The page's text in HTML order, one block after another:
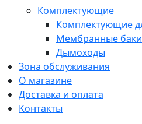
Комплектующие
Комплектующие
Мембранные баки
Дымоходы
Зона обслуживания
О магазине
Доставка и оплата
Контакты